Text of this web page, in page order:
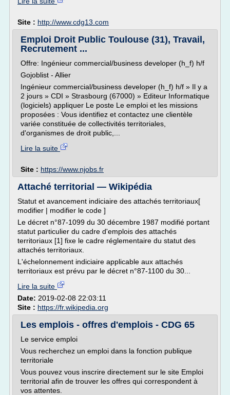
Site : http://www.cdg13.com
Emploi Droit Public Toulouse (31), Travail,
Recrutement ...
Offre: Ingénieur commercial/business developer (h_f) h/f
Gojoblist - Allier
Ingénieur commercial/business developer (h_f) h/f » Il y a
2 jours » CDI » Strasbourg (67000) » Editeur Informatique
(logiciels) appliquer Le poste Le emploi et les missions
proposées : Vous identifiez et contactez une clientèle
variée constituée de collectivités territoriales,
d'organismes de droit public,...
Lire la suite
Site : https://www.njobs.fr
Attaché territorial — Wikipédia
Statut et avancement indiciaire des attachés territoriaux[
modifier | modifier le code ]
Le décret n°87-1099 du 30 décembre 1987 modifié portant
statut particulier du cadre d'emplois des attachés
territoriaux [1] fixe le cadre réglementaire du statut des
attachés territoriaux.
L'échelonnement indiciaire applicable aux attachés
territoriaux est prévu par le décret n°87-1100 du 30...
Lire la suite
Date: 2019-02-08 22:03:11
Site : https://fr.wikipedia.org
Les emplois - offres d'emplois - CDG 65
Le service emploi
Vous recherchez un emploi dans la fonction publique
territoriale
Vous pouvez vous inscrire directement sur le site Emploi
territorial afin de trouver les offres qui correspondent à
vos attentes.